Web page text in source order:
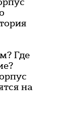
Где
на